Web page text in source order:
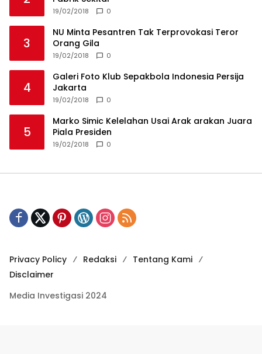
19/02/2018 0
3
NU Minta Pesantren Tak Terprovokasi Teror
Orang Gila
19/02/2018 0
4
Galeri Foto Klub Sepakbola Indonesia Persija
Jakarta
19/02/2018 0
5
Marko Simic Kelelahan Usai Arak arakan Juara
Piala Presiden
19/02/2018 0
Privacy Policy Redaksi
Tentang Kami
Disclaimer
Media Investigasi 2024